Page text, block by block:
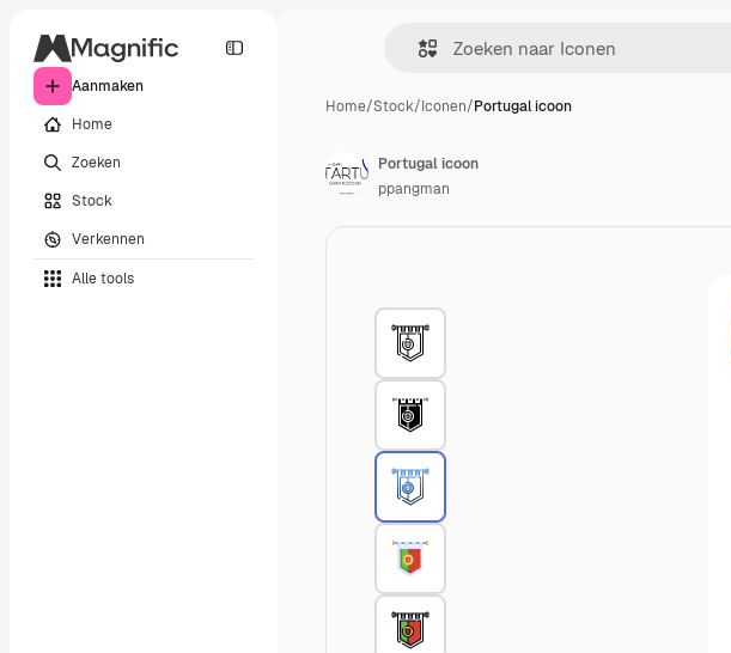
Aanmaken
Home
Zoeken
Stock
Verkennen
Alle tools
Home/Stock/Iconen/Portugal icoon
Portugal icoon
ppangman